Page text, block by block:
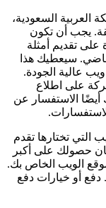
العربية السعودية،
يجب أن تكون
تقديم أمثلة
سيعطيك هذا
عالية الجودة.
على اطلاع
الاستفسار عن
التي تختارها تقدم
حصولك على أكبر
الويب الخاص بك.
أو خيارات دفع